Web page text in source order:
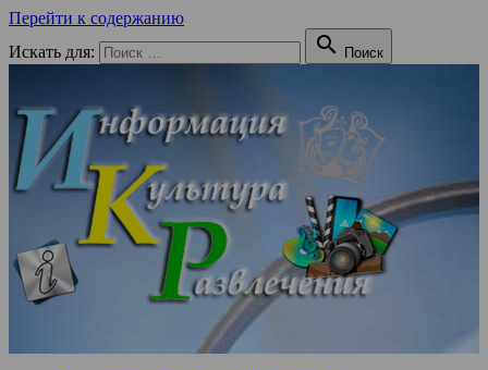
Перейти к содержанию
Искать для:
 Поиск